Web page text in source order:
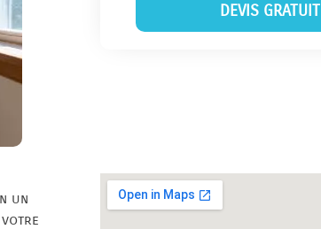
DEVIS GRATUIT
un